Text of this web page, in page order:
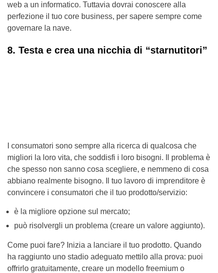
web a un informatico. Tuttavia dovrai conoscere alla
perfezione il tuo core business, per sapere sempre come
governare la nave.
8. Testa e crea una nicchia di “starnutitori”
I consumatori sono sempre alla ricerca di qualcosa che
migliori la loro vita, che soddisfi i loro bisogni. Il problema è
che spesso non sanno cosa scegliere, e nemmeno di cosa
abbiano realmente bisogno. Il tuo lavoro di imprenditore è
convincere i consumatori che il tuo prodotto/servizio:
è la migliore opzione sul mercato;
può risolvergli un problema (creare un valore aggiunto).
Come puoi fare? Inizia a lanciare il tuo prodotto. Quando
ha raggiunto uno stadio adeguato mettilo alla prova: puoi
offrirlo gratuitamente, creare un modello freemium o